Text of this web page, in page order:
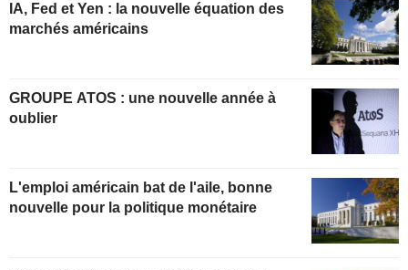
IA, Fed et Yen : la nouvelle équation des
marchés américains
GROUPE ATOS : une nouvelle année à
oublier
L'emploi américain bat de l'aile, bonne
nouvelle pour la politique monétaire